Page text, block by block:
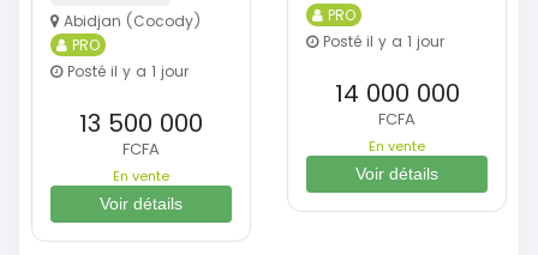
Abidjan (Cocody)
PRO
Posté il y a 1 jour
13 500 000
FCFA
En vente
Voir détails
PRO
Posté il y a 1 jour
14 000 000
FCFA
En vente
Voir détails